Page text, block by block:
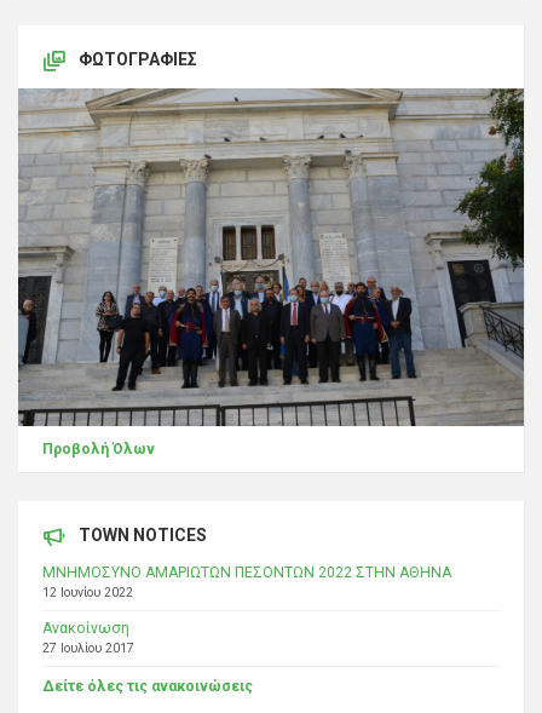
ΦΩΤΟΓΡΑΦΊΕΣ
Προβολή Όλων
TOWN NOTICES
ΜΝΗΜΟΣΥΝΟ ΑΜΑΡΙΩΤΩΝ ΠΕΣΟΝΤΩΝ 2022 ΣΤΗΝ ΑΘΗΝΑ
12 Ιουνίου 2022
Ανακοίνωση
27 Ιουλίου 2017
Δείτε όλες τις ανακοινώσεις